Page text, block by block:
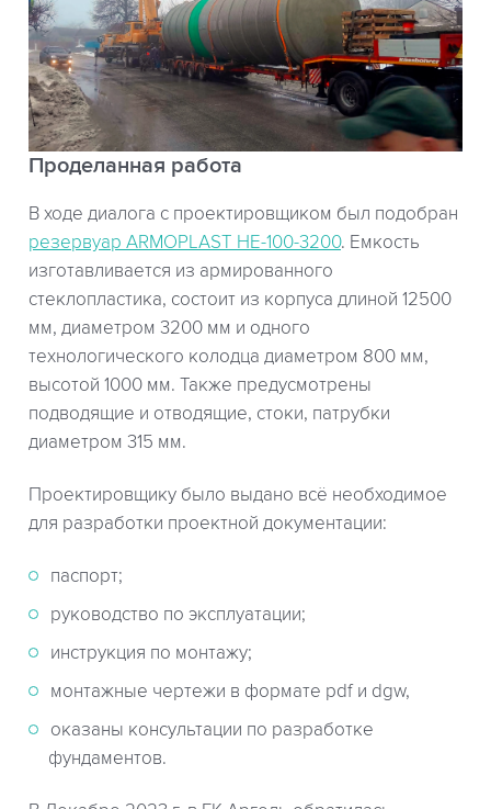
Проделанная работа
В ходе диалога с проектировщиком был подобран
резервуар ARMOPLAST НЕ-100-3200. Емкость
изготавливается из армированного
стеклопластика, состоит из корпуса длиной 12500
мм, диаметром 3200 мм и одного
технологического колодца диаметром 800 мм,
высотой 1000 мм. Также предусмотрены
подводящие и отводящие, стоки, патрубки
диаметром 315 мм.
Проектировщику было выдано всё необходимое
для разработки проектной документации:
паспорт;
руководство по эксплуатации;
инструкция по монтажу;
монтажные чертежи в формате pdf и dgw,
оказаны консультации по разработке
фундаментов.